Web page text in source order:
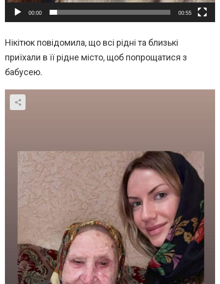
00:00 00:55
Нікітюк повідомила, що всі рідні та близькі
приїхали в її рідне місто, щоб попрощатися з
бабусею.